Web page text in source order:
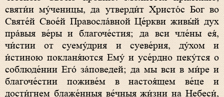
святи́и му́ченицы, да утверди́т Христо́с Бог во
Святе́й Свое́й Правосла́вной Це́ркви живы́й дух
пра́выя ве́ры и благоче́стия; да вси чле́ны ея́,
чи́стии от суему́дрия и суеве́рия, ду́хом и
и́стиною покланя́ются Ему́ и усе́рдно пеку́тся о
соблюде́нии Его́ за́поведей; да мы вси в ми́ре и
благоче́стии поживе́м в настоя́щем ве́це и
дости́гнем блаже́нныя ве́чныя жи́зни на Небеси́,